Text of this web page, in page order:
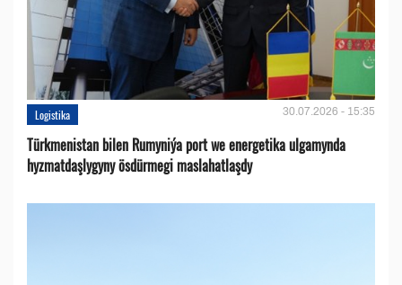
Logistika 30.07.2026 - 15:35
Türkmenistan bilen Rumyniýa port we energetika ulgamynda
hyzmatdaşlygyny ösdürmegi maslahatlaşdy